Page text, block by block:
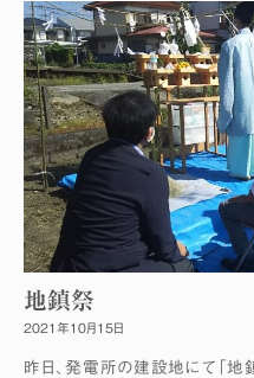
地鎮祭
2021年10月15日
昨日、発電所の建設地にて「地